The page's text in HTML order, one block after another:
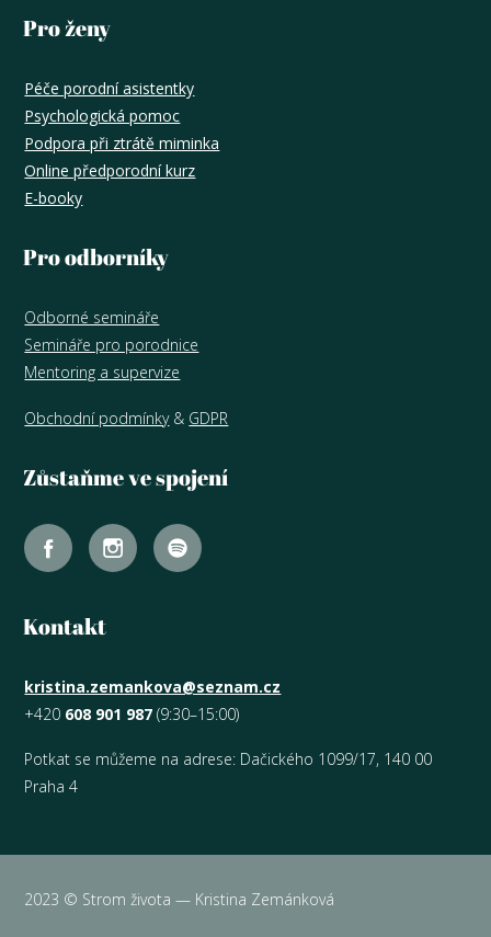
Pro ženy
Péče porodní asistentky
Psychologická pomoc
Podpora při ztrátě miminka
Online předporodní kurz
E-booky
Pro odborníky
Odborné semináře
Semináře pro porodnice
Mentoring a supervize
Obchodní podmínky& GDPR
Zůstaňme ve spojení
Kontakt
kristina.zemankova@seznam.cz
+420 608 901 987 (9:30–15:00)
Potkat se můžeme na adrese: Dačického 1099/17, 140 00
Praha 4
2023 © Strom života — Kristina Zemánková